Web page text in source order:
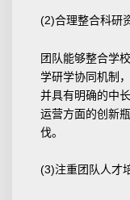
(2)合理整合科研
团队能够整合学
学研学协同机制
并具有明确的中
运营方面的创新
伐。
(3)注重团队人才